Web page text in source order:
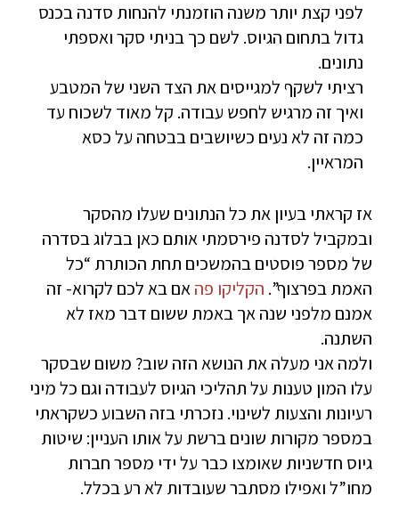
לפני קצת יותר משנה הוזמנתי להנחות סדנה בכנס
גדול בתחום הגיוס. לשם כך בניתי סקר ואספתי
נתונים.
רציתי לשקף למגייסים את הצד השני של המטבע
ואיך זה מרגיש לחפש עבודה. קל מאוד לשכוח עד
כמה זה לא נעים כשיושבים בבטחה על כסא
המראיין.
אז קראתי בעיון את כל הנתונים שעלו מהסקר
ובמקביל לסדנה פירסמתי אותם כאן בבלוג בסדרה
של מספר פוסטים בהמשכים תחת הכותרת “כל
האמת בפרצוף”. הקליקו פהאם בא לכם לקרוא- זה
אמנם מלפני שנה אך באמת ששום דבר מאז לא
השתנה.
ולמה אני מעלה את הנושא הזה שוב? משום שבסקר
עלו המון טענות על תהליכי הגיוס לעבודה וגם כל מיני
רעיונות והצעות לשינוי. נזכרתי בזה השבוע כשקראתי
במספר מקורות שונים ברשת על אותו העניין: שיטות
גיוס חדשניות שאומצו כבר על ידי מספר חברות
מחו”ל ואפילו מסתבר שעובדות לא רע בכלל.